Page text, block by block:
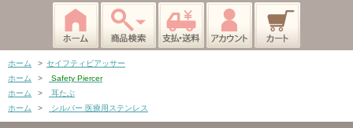
ホーム > セイフティピアッサー
ホーム
>
Safety Piercer
ホーム
>
耳たぶ
ホーム
> シルバー 医療用ステンレス